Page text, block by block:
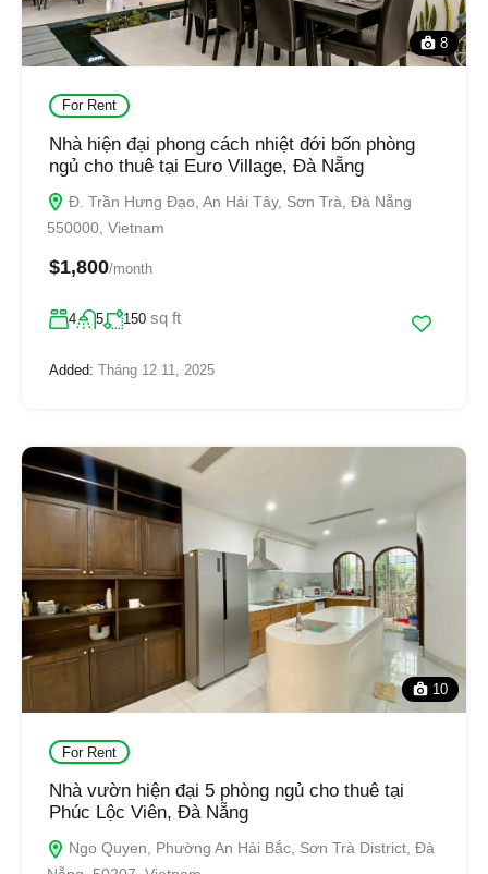
8
For Rent
Nhà hiện đại phong cách nhiệt đới bốn phòng
ngủ cho thuê tại Euro Village, Đà Nẵng
Đ. Trần Hưng Đạo, An Hải Tây, Sơn Trà, Đà Nẵng
550000, Vietnam
$1,800/month
4 5 150 sq ft
Added: Tháng 12 11, 2025
10
For Rent
Nhà vườn hiện đại 5 phòng ngủ cho thuê tại
Phúc Lộc Viên, Đà Nẵng
Ngo Quyen, Phường An Hải Bắc, Sơn Trà District, Đà